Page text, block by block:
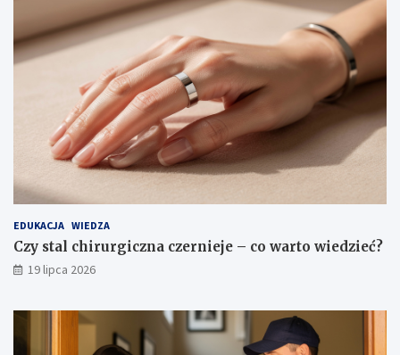
EDUKACJA WIEDZA
Czy stal chirurgiczna czernieje – co warto wiedzieć?
19 lipca 2026